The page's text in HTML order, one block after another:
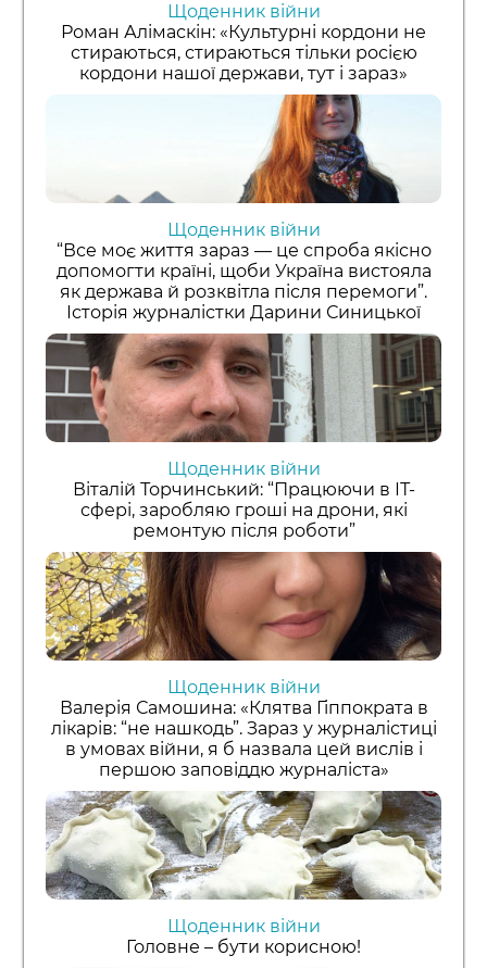
Щоденник війни
Роман Алімаскін: «Культурні кордони не
стираються, стираються тільки росією
кордони нашої держави, тут і зараз»
Щоденник війни
“Все моє життя зараз — це спроба якісно
допомогти країні, щоби Україна вистояла
як держава й розквітла після перемоги”.
Історія журналістки Дарини Синицької
Щоденник війни
Віталій Торчинський: “Працюючи в ІТ-
сфері, заробляю гроші на дрони, які
ремонтую після роботи”
Щоденник війни
Валерія Самошина: «Клятва Гіппократа в
лікарів: “не нашкодь”. Зараз у журналістиці
в умовах війни, я б назвала цей вислів і
першою заповіддю журналіста»
Щоденник війни
Головне – бути корисною!